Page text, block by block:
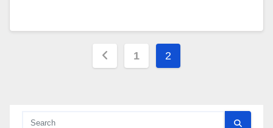
Pagination
1 2